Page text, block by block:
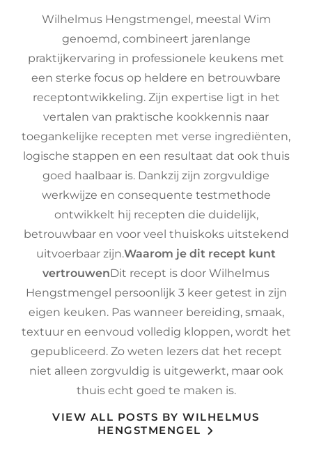
Wilhelmus Hengstmengel, meestal Wim
genoemd, combineert jarenlange
praktijkervaring in professionele keukens met
een sterke focus op heldere en betrouwbare
receptontwikkeling. Zijn expertise ligt in het
vertalen van praktische kookkennis naar
toegankelijke recepten met verse ingrediënten,
logische stappen en een resultaat dat ook thuis
goed haalbaar is. Dankzij zijn zorgvuldige
werkwijze en consequente testmethode
ontwikkelt hij recepten die duidelijk,
betrouwbaar en voor veel thuiskoks uitstekend
uitvoerbaar zijn.Waarom je dit recept kunt
vertrouwenDit recept is door Wilhelmus
Hengstmengel persoonlijk 3 keer getest in zijn
eigen keuken. Pas wanneer bereiding, smaak,
textuur en eenvoud volledig kloppen, wordt het
gepubliceerd. Zo weten lezers dat het recept
niet alleen zorgvuldig is uitgewerkt, maar ook
thuis echt goed te maken is.
VIEW ALL POSTS BY WILHELMUS
HENGSTMENGEL